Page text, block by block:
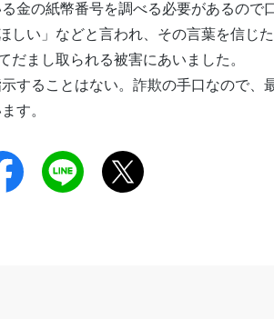
金の紙幣番号を調べる必要があるので
しい」などと言われ、その言葉を信じ
だまし取られる被害にあいました。
することはない。詐欺の手口なので、
す。